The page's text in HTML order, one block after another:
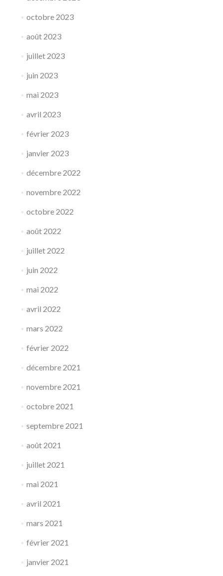
octobre 2023
août 2023
juillet 2023
juin 2023
mai 2023
avril 2023
février 2023
janvier 2023
décembre 2022
novembre 2022
octobre 2022
août 2022
juillet 2022
juin 2022
mai 2022
avril 2022
mars 2022
février 2022
décembre 2021
novembre 2021
octobre 2021
septembre 2021
août 2021
juillet 2021
mai 2021
avril 2021
mars 2021
février 2021
janvier 2021